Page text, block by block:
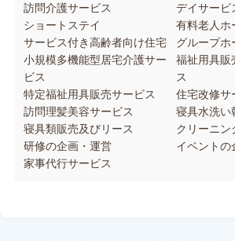
訪問介護サービス
デイサービ
ショートステイ
有料老人ホ
サービス付き高齢者向け住宅
グループホ
小規模多機能型居宅介護サー
ビス
福祉用具販
ス
特定福祉用具販売サービス
住宅改修サ
訪問理髪美容サービス
寝具水洗い
寝具類販売及びリース
クリーニン
研修の企画・運営
イベントの
家事代行サービス